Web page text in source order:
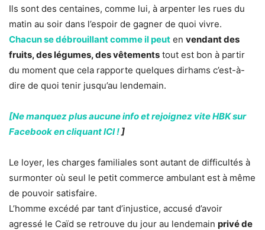
Ils sont des centaines, comme lui, à arpenter les rues du
matin au soir dans l’espoir de gagner de quoi vivre.
Chacun se débrouillant comme il peut en vendant des
fruits, des légumes, des vêtements tout est bon à partir
du moment que cela rapporte quelques dirhams c’est-à-
dire de quoi tenir jusqu’au lendemain.
[Ne manquez plus aucune info et rejoignez vite HBK sur
Facebook en cliquant ICI ! ]
Le loyer, les charges familiales sont autant de difficultés à
surmonter où seul le petit commerce ambulant est à même
de pouvoir satisfaire.
L’homme excédé par tant d’injustice, accusé d’avoir
agressé le Caïd se retrouve du jour au lendemain privé de